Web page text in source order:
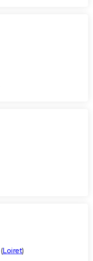
(Loiret)